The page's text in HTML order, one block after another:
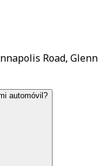
Road, Glenn
automóvil?